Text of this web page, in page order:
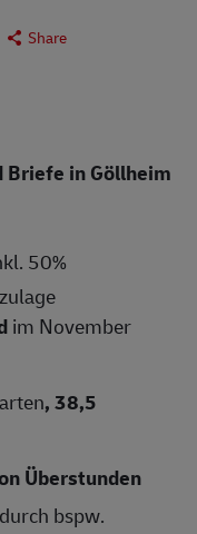
Share
Briefe in Göllheim
50%
im November
,38,5
Überstunden
durch bspw.